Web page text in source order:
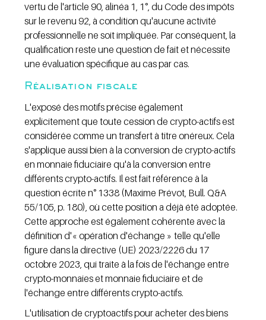
vertu de l'article 90, alinéa 1, 1°, du Code des impôts
sur le revenu 92, à condition qu'aucune activité
professionnelle ne soit impliquée. Par conséquent, la
qualification reste une question de fait et nécessite
une évaluation spécifique au cas par cas.
Réalisation fiscale
L'exposé des motifs précise également
explicitement que toute cession de crypto-actifs est
considérée comme un transfert à titre onéreux. Cela
s'applique aussi bien à la conversion de crypto-actifs
en monnaie fiduciaire qu'à la conversion entre
différents crypto-actifs. Il est fait référence à la
question écrite n° 1338 (Maxime Prévot, Bull. Q&A
55/105, p. 180), où cette position a déjà été adoptée.
Cette approche est également cohérente avec la
définition d'« opération d'échange » telle qu'elle
figure dans la directive (UE) 2023/2226 du 17
octobre 2023, qui traite à la fois de l'échange entre
crypto-monnaies et monnaie fiduciaire et de
l'échange entre différents crypto-actifs.
L'utilisation de cryptoactifs pour acheter des biens